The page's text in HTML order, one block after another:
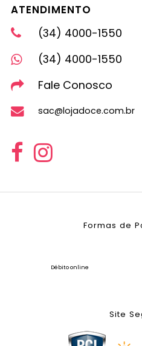
ATENDIMENTO
(34) 4000-1550
(34) 4000-1550
Fale Conosco
sac@lojadoce.com.br
Formas de
Débito online
Site